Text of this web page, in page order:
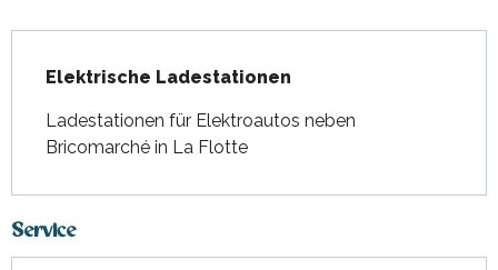
Elektrische Ladestationen
Ladestationen für Elektroautos neben
Bricomarché in La Flotte
Service